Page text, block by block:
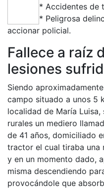
* Accidentes de
* Peligrosa
accionar policial.
Fallece a raíz
lesiones
Siendo
campo situado a unos 5
localidad de María
rurales un mediero
de 41 años, domiciliado
tractor el cual tiraba una
y en un momento dado,
misma descendiendo
provocándole que